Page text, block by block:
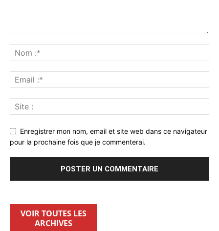
Enregistrer mon nom, email et site web dans ce navigateur
pour la prochaine fois que je commenterai.
VOIR TOUTES LES
ARCHIVES